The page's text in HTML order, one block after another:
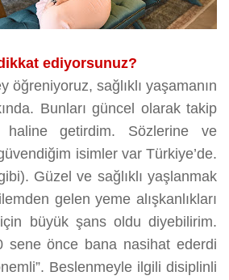
dikkat ediyorsunuz?
öğreniyoruz, sağlıklı yaşamanın
Bunları güncel olarak takip
haline getirdim. Sözlerine ve
isimler var Türkiye’de.
Güzel ve sağlıklı yaşlanmak
gelen yeme alışkanlıkları
büyük şans oldu diyebilirim.
sene önce bana nasihat ederdi
Beslenmeyle ilgili disiplinli